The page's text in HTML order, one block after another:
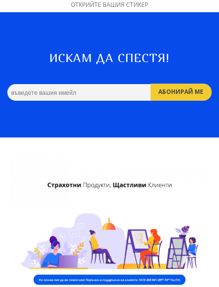
ОТКРИЙТЕ ВАШИЯ СТИКЕР
ИСКАМ ДА СПЕСТЯ!